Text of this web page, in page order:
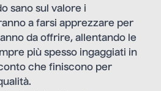
sano sul valore i
a farsi apprezzare per
da offrire, allentando le
più spesso ingaggiati in
che finiscono per